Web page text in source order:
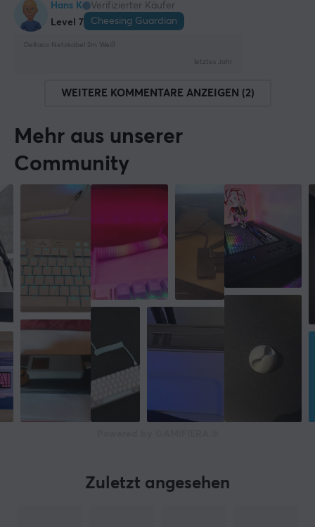
Hans K
Verifizierter Käufer
Level 7
Cheesing Guardian
Deltaco Netzkabel 2m Weiß
letztes Jahr
WEITERE KOMMENTARE ANZEIGEN (2)
Mehr aus unserer
Community
Zuletzt angesehen